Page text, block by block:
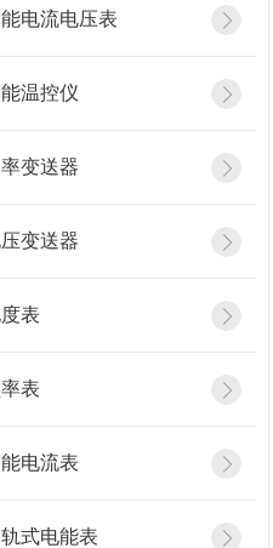
电流电压表
温控仪
变送器
变送器
表
表
电流表
式电能表